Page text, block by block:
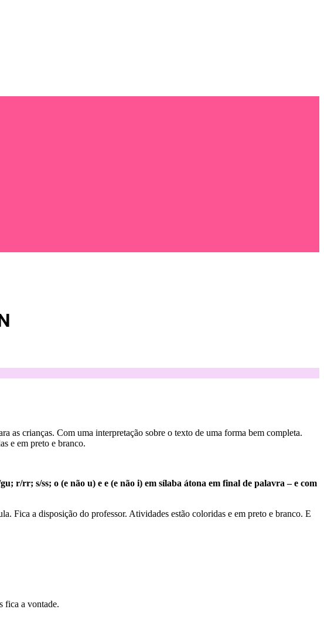
crianças. Com uma interpretação sobre o texto de uma forma bem completa.
e em preto e branco.
r/rr; s/ss; o (e não u) e e (e não i) em sílaba átona em final de palavra – e com
Fica a disposição do professor. Atividades estão coloridas e em preto e branco. E
fica a vontade.